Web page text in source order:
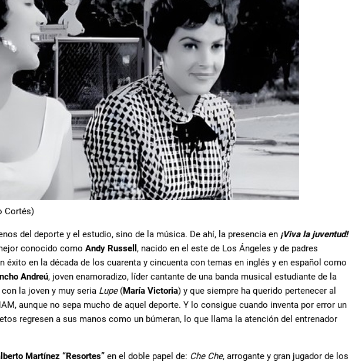
Cortés)
del deporte y el estudio, sino de la música. De ahí, la presencia en ¡Viva la juventud!
conocido como Andy Russell , nacido en el este de Los Ángeles y de padres
éxito en la década de los cuarenta y cincuenta con temas en inglés y en español como
Andreú, joven enamoradizo, líder cantante de una banda musical estudiante de la
la joven y muy seria Lupe(María Victoria) y que siempre ha querido pertenecer al
aunque no sepa mucho de aquel deporte. Y lo consigue cuando inventa por error un
regresen a sus manos como un búmeran, lo que llama la atención del entrenador
Martínez “Resortes” en el doble papel de: Che Che, arrogante y gran jugador de los